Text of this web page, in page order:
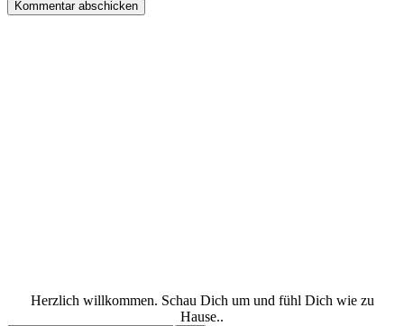
Herzlich willkommen. Schau Dich um und fühl Dich wie zu
Hause..